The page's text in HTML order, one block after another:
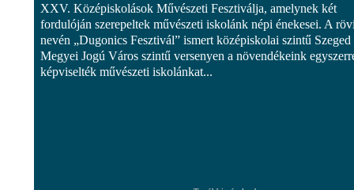
XXV. Középiskolások Művészeti Fesztiválja, amelynek két
fordulóján szerepeltek művészeti iskolánk népi énekesei. A
nevén „Dugonics Fesztivál” ismert középiskolai szintű Szeged
Megyei Jogú Város szintű versenyen a növendékeink
képviselték művészeti iskolánkat...